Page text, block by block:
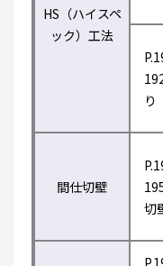
HS（ハイスペ
ック）工法
り
間仕切壁
切